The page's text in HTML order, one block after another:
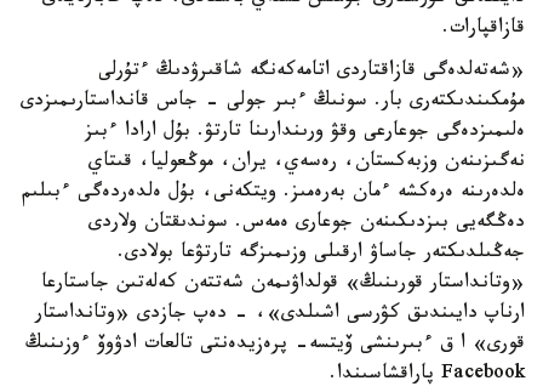
قازاقپارات.
«شەتەلدەگى قازاقتاردى اتامەكەنگە شاقىرۋدىڭ ءتۇرلى
مۇمكىندىكتەرى بار. سونىڭ ءبىر جولى - جاس قانداستارىمىزدى
ەلىمىزدەگى جوعارعى وقۋ ورىندارىنا تارتۋ. بۇل ارادا ءبىز
نەگىزىنەن وزبەكستان، رەسەي، يران، موڭعوليا، قىتاي
ەلدەرىنە ەرەكشە ءمان بەرەمىز. ويتكەنى، بۇل ەلدەردەگى ءبىلىم
دەڭگەيى بىزدىكىنەن جوعارى ەمەس. سوندىقتان ولاردى
جەڭىلدىكتەر جاساۋ ارقىلى وزىمىزگە تارتۋعا بولادى.
«وتانداستار قورىنىڭ» قولداۋىمەن شەتتەن كەلەتىن جاستارعا
ارناپ دايىندىق كۋرسى اشىلدى»، - دەپ جازدى «وتانداستار
قورى» ا ق ءبىرىنشى ۆيتسە- پرەزيدەنتى تالعات ادۋوۆ ءوزىنىڭ
Facebook پاراقشاسىندا.